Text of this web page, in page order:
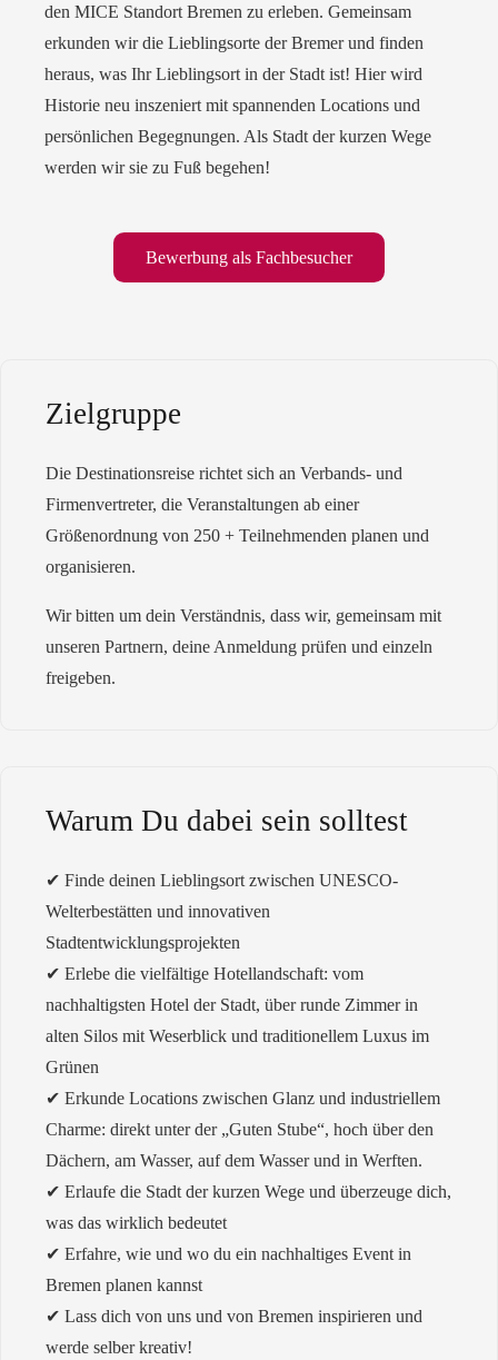
den MICE Standort Bremen zu erleben. Gemeinsam
erkunden wir die Lieblingsorte der Bremer und finden
heraus, was Ihr Lieblingsort in der Stadt ist! Hier wird
Historie neu inszeniert mit spannenden Locations und
persönlichen Begegnungen. Als Stadt der kurzen Wege
werden wir sie zu Fuß begehen!
Bewerbung als Fachbesucher
Zielgruppe
Die Destinationsreise richtet sich an Verbands- und
Firmenvertreter, die Veranstaltungen ab einer
Größenordnung von 250 + Teilnehmenden planen und
organisieren.
Wir bitten um dein Verständnis, dass wir, gemeinsam mit
unseren Partnern, deine Anmeldung prüfen und einzeln
freigeben.
Warum Du dabei sein solltest
✔︎ Finde deinen Lieblingsort zwischen UNESCO-
Welterbestätten und innovativen
Stadtentwicklungsprojekten
✔︎ Erlebe die vielfältige Hotellandschaft: vom
nachhaltigsten Hotel der Stadt, über runde Zimmer in
alten Silos mit Weserblick und traditionellem Luxus im
Grünen
✔︎ Erkunde Locations zwischen Glanz und industriellem
Charme: direkt unter der „Guten Stube“, hoch über den
Dächern, am Wasser, auf dem Wasser und in Werften.
✔︎ Erlaufe die Stadt der kurzen Wege und überzeuge dich,
was das wirklich bedeutet
✔︎ Erfahre, wie und wo du ein nachhaltiges Event in
Bremen planen kannst
✔︎ Lass dich von uns und von Bremen inspirieren und
werde selber kreativ!